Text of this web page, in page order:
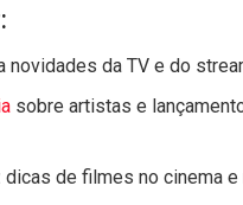
novidades da TV e do
sobre artistas e
dicas de filmes no cinema e